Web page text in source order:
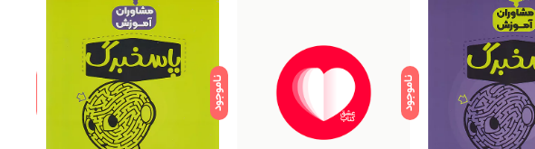
ناموجود ناموجود